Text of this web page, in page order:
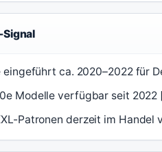
eingeführt ca. 2020–2022 für
Modelle verfügbar seit 2022
Patronen derzeit im Handel